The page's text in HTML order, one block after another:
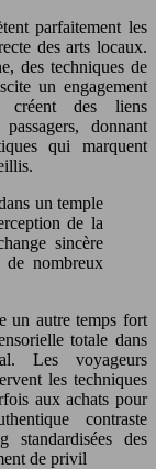
parfaitement les
des arts locaux.
des techniques de
un engagement
créent des liens
donnant
qui marquent
un temple
de la
sincère
nombreux
un autre temps fort
totale dans
Les voyageurs
les techniques
aux achats pour
contraste
standardisées des
de privil